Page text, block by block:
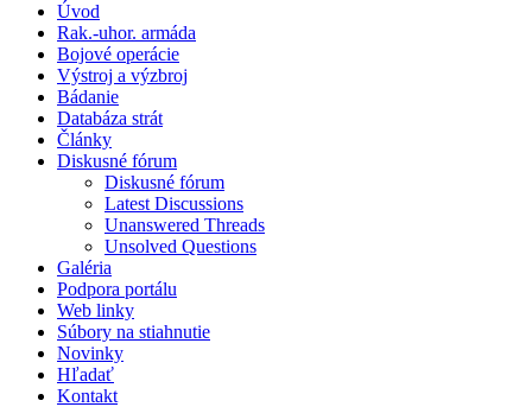
Úvod
Rak.-uhor. armáda
Bojové operácie
Výstroj a výzbroj
Bádanie
Databáza strát
Články
Diskusné fórum
Diskusné fórum
Latest Discussions
Unanswered Threads
Unsolved Questions
Galéria
Podpora portálu
Web linky
Súbory na stiahnutie
Novinky
Hľadať
Kontakt